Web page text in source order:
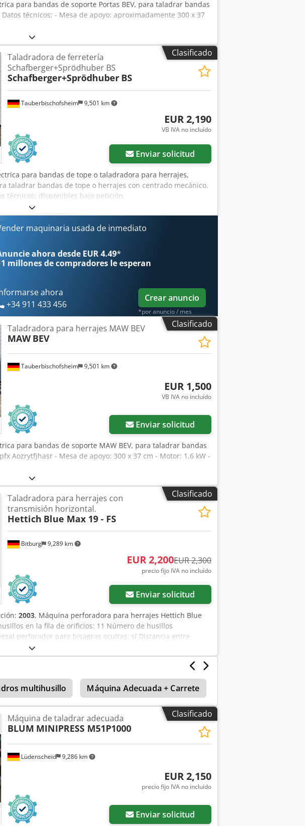
para bandas de soporte Portas BEV, para taladrar bandas
técnicos: - Mesa de apoyo: aproximadamente 300 x 37
Clasificado
Tauberbischofsheim 9,501 km
Taladradora de ferretería
Schafberger+Sprödhuber BS
Schafberger+Sprödhuber BS
EUR 2,190
VB IVA no incluído
Enviar solicitud
para bandas de tope o taladradora para herrajes,
taladrar bandas de tope o herrajes con centrado mecánico.
técnicos: disponibles bajo petición.
maquinaria usada de inmediato
ahora desde EUR 4.49*
millones de compradores le esperan
ahora
+34 911 433 456
Crear anuncio
*por anuncio / mes
Clasificado
Tauberbischofsheim 9,501 km
Taladradora para herrajes MAW BEV
MAW BEV
EUR 1,500
VB IVA no incluído
Enviar solicitud
para bandas de soporte MAW BEV, para taladrar bandas
Aozrytfjhasr - Mesa de apoyo: 300 x 37 cm - Motor: 1,6 kW -
Clasificado
Bitburg 9,289 km
Taladradora para herrajes con
transmisión horizontal.
Hettich Blue Max 19 - FS
EUR 2,200EUR 2,300
precio fijo IVA no incluído
Enviar solicitud
2003, Máquina perforadora para herrajes Hettich Blue
en la fila de orificios: 11 Número de husillos
perforador para bisagras ocultas: sí Distancia entre
/ neumático Consumo de energía: 2,2 kW Guías de tope
disponible en almacén 54634 Bitburg - disponible
multihusillo Máquina Adecuada + Carrete
Clasificado
Lüdenscheid 9,286 km
Máquina de taladrar adecuada
BLUM MINIPRESS M51P1000
EUR 2,150
precio fijo IVA no incluído
Enviar solicitud